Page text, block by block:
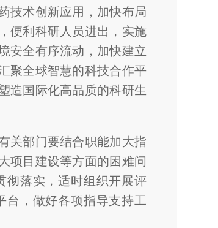
技术创新应用，加快布局
便利科研人员进出，实施
安全有序流动，加快建立
聚全球智慧的科技合作平
造国际化高品质的科研生
关部门要结合职能加大指
项目建设等方面的困难问
彻落实，适时组织开展评
台，做好各项指导支持工